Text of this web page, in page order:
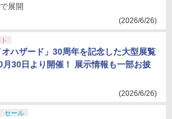
展開
(2026/6/26)
オハザード」30周年を記念した大型展覧
月30日より開催！ 展示情報も一部お披
(2026/6/26)
セール